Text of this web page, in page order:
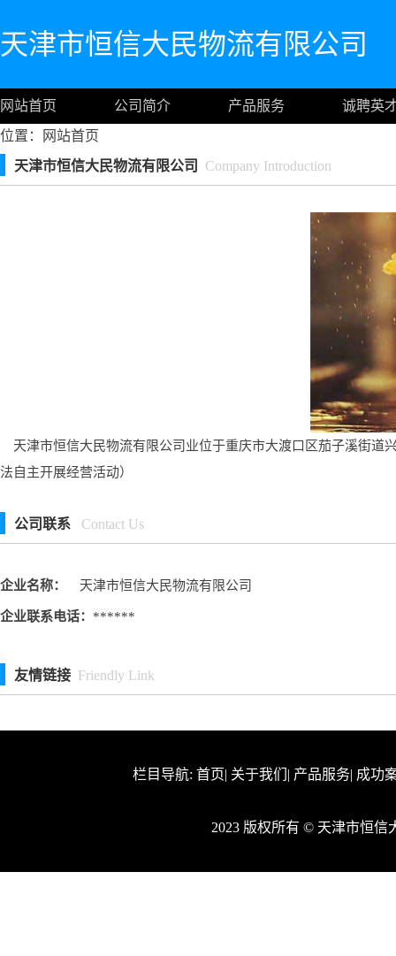
天津市恒信大民物流有限公司
网站首页 公司简介 产品服务
诚聘英
位置：
网站首页
天津市恒信大民物流有限公司
Company Introduction
天津市恒信大民物流有限公司业位于重庆市大渡口区茄子溪街道
法自主开展经营活动）
公司联系 Contact Us
企业名称： 天津市恒信大民物流有限公司
企业联系电话： ******
友情链接 Friendly Link
栏目导航: 首页| 关于我们 | 产品服务| 成功
2023 版权所有 © 天津市恒